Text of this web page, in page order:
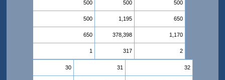
500
500
650
1
500
1,195
378,398
317
500
650
1,170
2
30 31 32